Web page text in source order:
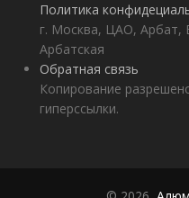
Политика
г. Москва, ЦАО, Арбат,
Арбатская
Обратная связь
Копирование
гиперссылки.